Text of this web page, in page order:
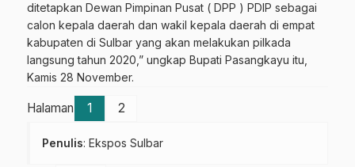
ditetapkan Dewan Pimpinan Pusat ( DPP ) PDIP sebagai
calon kepala daerah dan wakil kepala daerah di empat
kabupaten di Sulbar yang akan melakukan pilkada
langsung tahun 2020,” ungkap Bupati Pasangkayu itu,
Kamis 28 November.
Halaman 1 2
Penulis: Ekspos Sulbar